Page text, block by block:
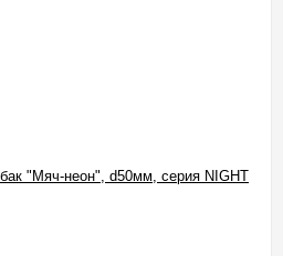
"Мяч-неон", d50мм, серия NIGHT